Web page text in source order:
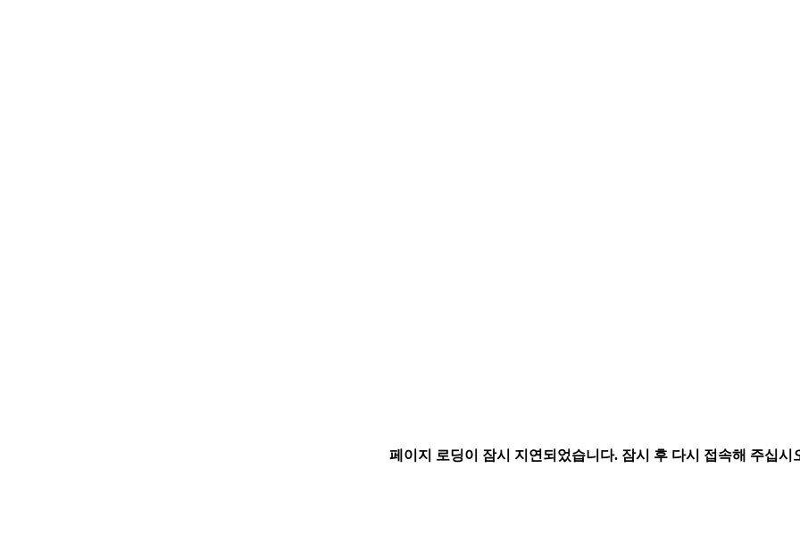
페이지 로딩이 잠시 지연되었습니다. 잠시 후 다시 접속해 주십시